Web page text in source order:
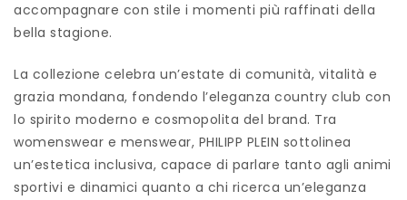
accompagnare con stile i momenti più raffinati della
bella stagione.
La collezione celebra un’estate di comunità, vitalità e
grazia mondana, fondendo l’eleganza country club con
lo spirito moderno e cosmopolita del brand. Tra
womenswear e menswear, PHILIPP PLEIN sottolinea
un’estetica inclusiva, capace di parlare tanto agli animi
sportivi e dinamici quanto a chi ricerca un’eleganza